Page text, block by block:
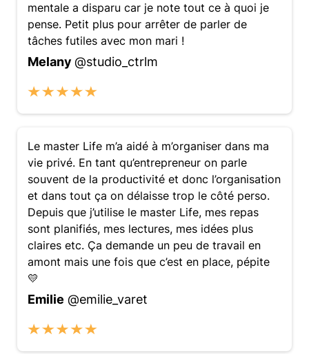
mentale a disparu car je note tout ce à quoi je
pense. Petit plus pour arrêter de parler de
tâches futiles avec mon mari !
Melany @studio_ctrlm
Le master Life m’a aidé à m’organiser dans ma
vie privé. En tant qu’entrepreneur on parle
souvent de la productivité et donc l’organisation
et dans tout ça on délaisse trop le côté perso.
Depuis que j’utilise le master Life, mes repas
sont planifiés, mes lectures, mes idées plus
claires etc. Ça demande un peu de travail en
amont mais une fois que c’est en place, pépite
💛
Emilie @emilie_varet